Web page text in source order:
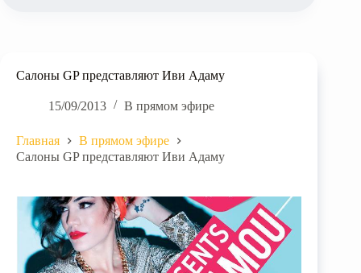
Салоны GP представляют Иви Адаму
15/09/2013 В прямом эфире
Главная
В прямом эфире
Салоны GP представляют Иви Адаму